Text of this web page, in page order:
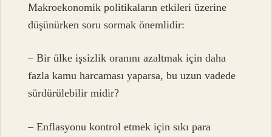
Makroekonomik politikaların etkileri üzerine
düşünürken soru sormak önemlidir:
– Bir ülke işsizlik oranını azaltmak için daha
fazla kamu harcaması yaparsa, bu uzun vadede
sürdürülebilir midir?
– Enflasyonu kontrol etmek için sıkı para